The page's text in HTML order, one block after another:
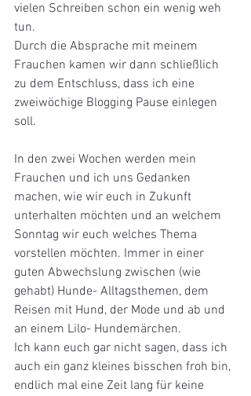
vielen Schreiben schon ein wenig weh
tun.
Durch die Absprache mit meinem
Frauchen kamen wir dann schließlich
zu dem Entschluss, dass ich eine
zweiwöchige Blogging Pause einlegen
soll.
In den zwei Wochen werden mein
Frauchen und ich uns Gedanken
machen, wie wir euch in Zukunft
unterhalten möchten und an welchem
Sonntag wir euch welches Thema
vorstellen möchten. Immer in einer
guten Abwechslung zwischen (wie
gehabt) Hunde- Alltagsthemen, dem
Reisen mit Hund, der Mode und ab und
an einem Lilo- Hundemärchen.
Ich kann euch gar nicht sagen, dass ich
auch ein ganz kleines bisschen froh bin,
endlich mal eine Zeit lang für keine